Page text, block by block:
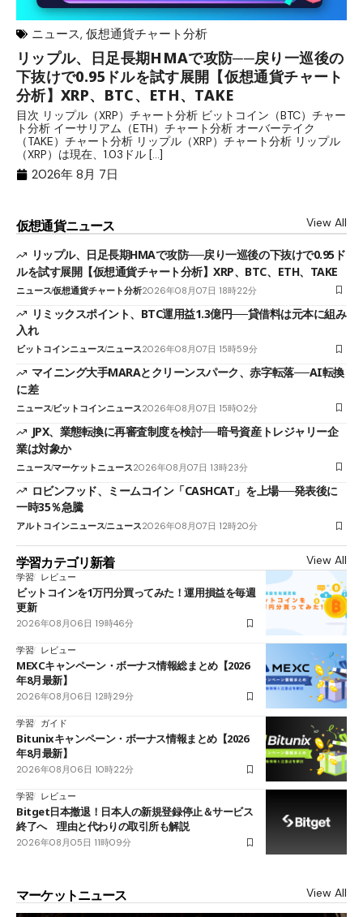
ニュース, 仮想通貨チャート分析
リップル、日足長期HMAで攻防──戻り一巡後の
下抜けで0.95ドルを試す展開【仮想通貨チャート
分析】XRP、BTC、ETH、TAKE
目次 リップル（XRP）チャート分析 ビットコイン（BTC）チャー
ト分析 イーサリアム（ETH）チャート分析 オーバーテイク
（TAKE）チャート分析 リップル（XRP）チャート分析 リップル
（XRP）は現在、1.03ドル […]
2026年 8月 7日
仮想通貨ニュース View All
リップル、日足長期HMAで攻防──戻り一巡後の下抜けで0.95ド
ルを試す展開【仮想通貨チャート分析】XRP、BTC、ETH、TAKE
ニュース仮想通貨チャート分析2026年08月07日 18時22分
リミックスポイント、BTC運用益1.3億円──貸借料は元本に組み
入れ
ビットコインニュースニュース2026年08月07日 15時59分
マイニング大手MARAとクリーンスパーク、赤字転落──AI転換
に差
ニュースビットコインニュース2026年08月07日 15時02分
JPX、業態転換に再審査制度を検討──暗号資産トレジャリー企
業は対象か
ニュースマーケットニュース2026年08月07日 13時23分
ロビンフッド、ミームコイン「CASHCAT」を上場──発表後に
一時35％急騰
アルトコインニュースニュース2026年08月07日 12時20分
学習カテゴリ新着 View All
学習 レビュー
ビットコインを1万円分買ってみた！運用損益を毎週
更新
2026年08月06日 19時46分
学習 レビュー
MEXCキャンペーン・ボーナス情報総まとめ【2026
年8月最新】
2026年08月06日 12時29分
学習 ガイド
Bitunixキャンペーン・ボーナス情報まとめ【2026
年8月最新】
2026年08月06日 10時22分
学習 レビュー
Bitget日本撤退！日本人の新規登録停止＆サービス
終了へ 理由と代わりの取引所も解説
2026年08月05日 11時09分
マーケットニュース View All